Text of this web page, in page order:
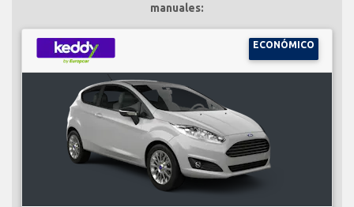
manuales:
ECONÓMICO